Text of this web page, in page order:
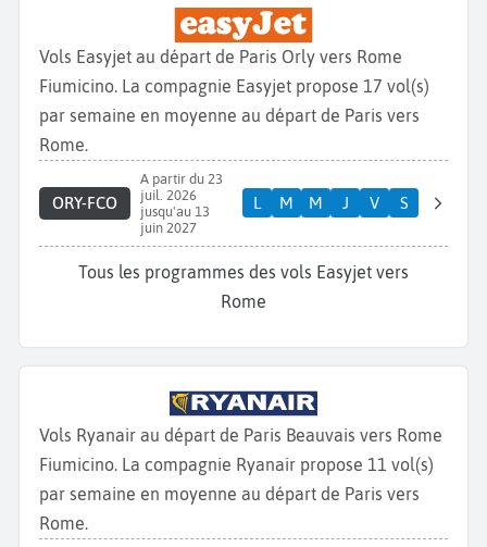
Vols Easyjet au départ de Paris Orly vers Rome
Fiumicino. La compagnie Easyjet propose 17 vol(s)
par semaine en moyenne au départ de Paris vers
Rome.
ORY-FCO
A partir du 23
juil. 2026
jusqu'au 13
juin 2027
L M M J V S
Tous les programmes des vols Easyjet vers
Rome
Vols Ryanair au départ de Paris Beauvais vers Rome
Fiumicino. La compagnie Ryanair propose 11 vol(s)
par semaine en moyenne au départ de Paris vers
Rome.